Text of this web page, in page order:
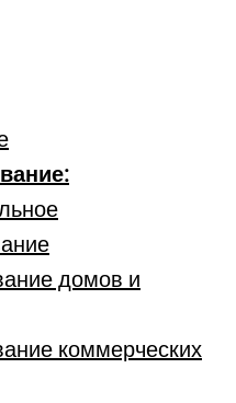
домов и
коммерческих